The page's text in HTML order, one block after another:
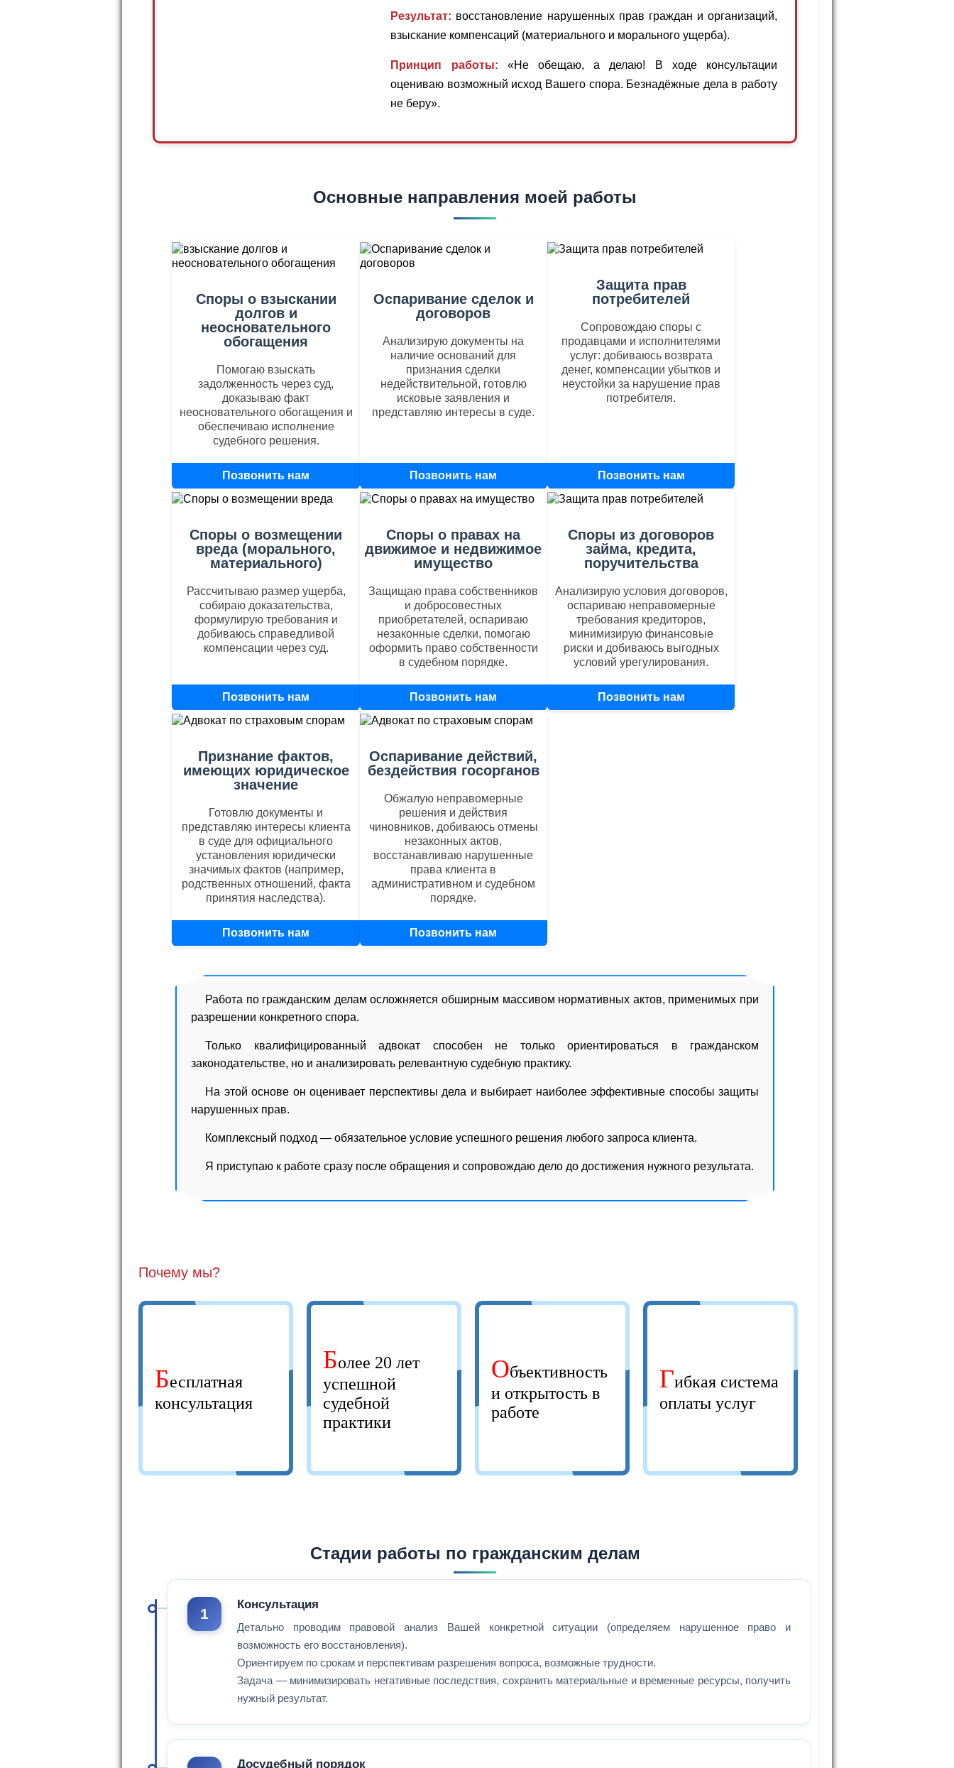
Результат: восстановление нарушенных прав граждан и организаций,
взыскание компенсаций (материального и морального ущерба).
Принцип работы: «Не обещаю, а делаю! В ходе консультации
оцениваю возможный исход Вашего спора. Безнадёжные дела в работу
не беру».
Основные направления моей работы
Споры о взыскании
долгов и
неосновательного
обогащения
Помогаю взыскать
задолженность через суд,
доказываю факт
неосновательного обогащения и
обеспечиваю исполнение
судебного решения.
+79170569760
Позвонить нам
Оспаривание сделок и
договоров
Анализирую документы на
наличие оснований для
признания сделки
недействительной, готовлю
исковые заявления и
представляю интересы в суде.
+79170569760
Позвонить нам
Защита прав
потребителей
Сопровождаю споры с
продавцами и исполнителями
услуг: добиваюсь возврата
денег, компенсации убытков и
неустойки за нарушение прав
потребителя.
+79170569760
Позвонить нам
Споры о возмещении
вреда (морального,
материального)
Рассчитываю размер ущерба,
собираю доказательства,
формулирую требования и
добиваюсь справедливой
компенсации через суд.
+79170569760
Позвонить нам
Споры о правах на
движимое и недвижимое
имущество
Защищаю права собственников
и добросовестных
приобретателей, оспариваю
незаконные сделки, помогаю
оформить право собственности
в судебном порядке.
+79170569760
Позвонить нам
Споры из договоров
займа, кредита,
поручительства
Анализирую условия договоров,
оспариваю неправомерные
требования кредиторов,
минимизирую финансовые
риски и добиваюсь выгодных
условий урегулирования.
+79170569760
Позвонить нам
Признание фактов,
имеющих юридическое
значение
Готовлю документы и
представляю интересы клиента
в суде для официального
установления юридически
значимых фактов (например,
родственных отношений, факта
принятия наследства).
+79170569760
Позвонить нам
Оспаривание действий,
бездействия госорганов
Обжалую неправомерные
решения и действия
чиновников, добиваюсь отмены
незаконных актов,
восстанавливаю нарушенные
права клиента в
административном и судебном
порядке.
+79170569760
Позвонить нам
Работа по гражданским делам осложняется обширным массивом нормативных актов, применимых при
разрешении конкретного спора.
Только квалифицированный адвокат способен не только ориентироваться в гражданском
законодательстве, но и анализировать релевантную судебную практику.
На этой основе он оценивает перспективы дела и выбирает наиболее эффективные способы защиты
нарушенных прав.
Комплексный подход — обязательное условие успешного решения любого запроса клиента.
Я приступаю к работе сразу после обращения и сопровождаю дело до достижения нужного результата.
Почему мы?
Бесплатная
консультация
Более 20 лет
успешной
судебной
практики
Объективность
и открытость в
работе
Гибкая система
оплаты услуг
Стадии работы по гражданским делам
1
Консультация
Детально проводим правовой анализ Вашей конкретной ситуации (определяем нарушенное право и
возможность его восстановления).
Ориентируем по срокам и перспективам разрешения вопроса, возможные трудности.
Задача — минимизировать негативные последствия, сохранить материальные и временные ресурсы, получить
нужный результат.
Досудебный порядок